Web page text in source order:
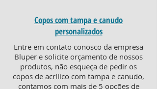
Copos com tampa e canudo
personalizados
Entre em contato conosco da empresa
Bluper e solicite orçamento de nossos
produtos, não esqueça de pedir os
copos de acrílico com tampa e canudo,
contamos com mais de 5 opções de